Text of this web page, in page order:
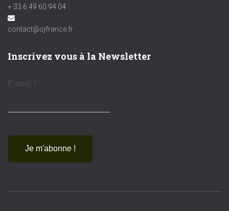
+ 33 6 49 60 94 04
contact@ojfrance.fr
Inscrivez vous à la Newsletter
E-mail *